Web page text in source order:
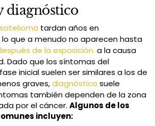
diagnóstico
tardan años en
lo que a menudo no aparecen hasta
de la exposición. a la causa
Dado que los síntomas del
inicial suelen ser similares a los de
graves,diagnóstico suele
también dependen de la zona
por el cáncer. Algunos de los
incluyen: